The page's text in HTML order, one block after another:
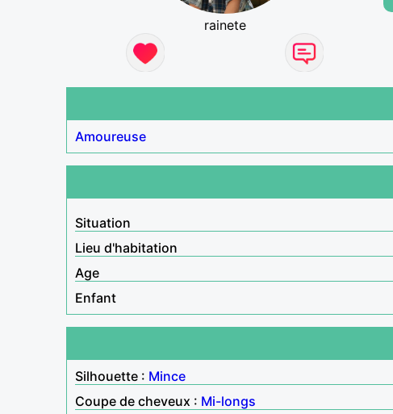
rainete
Amoureuse
Situation
Lieu d'habitation
Age
Enfant
Silhouette : Mince
Coupe de cheveux : Mi-longs